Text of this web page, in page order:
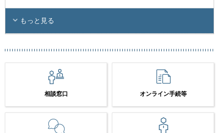
もっと見る
相談窓口 オンライン手続等